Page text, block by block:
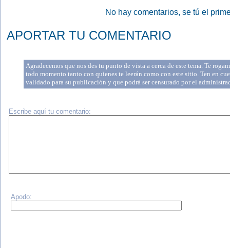
No hay comentarios, se tú el
APORTAR TU COMENTARIO
Agradecemos que nos des tu punto de vista a cerca de este tema. Te
todo momento tanto con quienes te leerán como con este sitio. Ten en
validado para su publicación y que podrá ser censurado por el
Escribe aquí tu comentario:
Apodo: